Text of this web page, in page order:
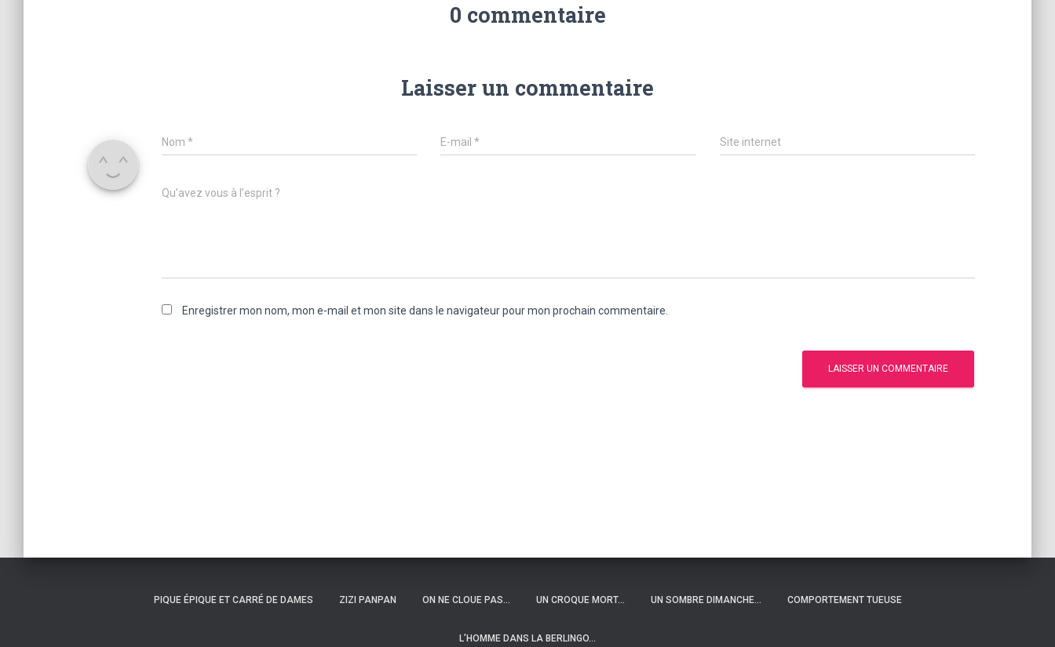
0 commentaire
Laisser un commentaire
Nom * E-mail* Site internet
Qu’avez vous à l’esprit ?
Enregistrer mon nom, mon e-mail et mon site dans le navigateur pour mon prochain commentaire.
PIQUE ÉPIQUE ET CARRÉ DE DAMES ZIZI PANPAN ON NE CLOUE PAS… UN CROQUE MORT… UN SOMBRE DIMANCHE… COMPORTEMENT TUEUSE
L’HOMME DANS LA BERLINGO…